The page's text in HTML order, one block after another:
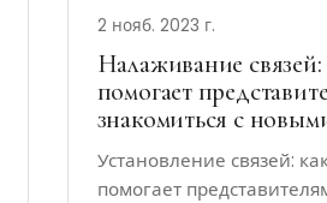
2 нояб. 2023 г.
Налаживание
помогает
знакомиться с
Установление связей:
помогает